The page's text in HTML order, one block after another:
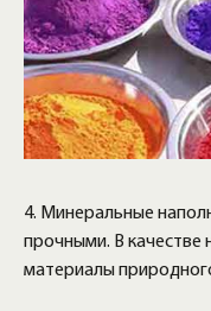
4. Минеральные
прочными. В качестве
материалы